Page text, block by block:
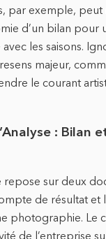
par exemple, peut
d’un bilan pour
les saisons.
majeur,
le courant
: Bilan
repose sur deux
de résultat et
photographie. Le
de l’entreprise